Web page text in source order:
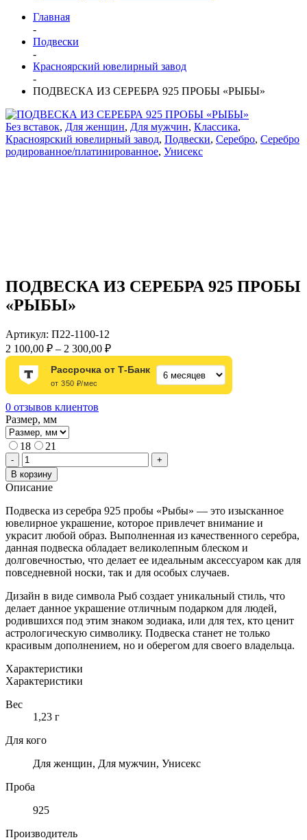
Главная
-
Подвески
-
Красноярский ювелирный завод
-
ПОДВЕСКА ИЗ СЕРЕБРА 925 ПРОБЫ «РЫБЫ»
Без вставок, Для женщин, Для мужчин, Классика,
Красноярский ювелирный завод, Подвески, Серебро, Серебро
родированное/платинированное, Унисекс
ПОДВЕСКА ИЗ СЕРЕБРА 925 ПРОБЫ
«РЫБЫ»
Артикул: П22-1100-12
2 100,00 ₽ – 2 300,00 ₽Диапазон
цен:
2
–
Рассрочка от Т-Банк
от 350 ₽/мес
0 отзывов клиентов
Размер, мм
18 21
-
Количество
товара
ПОДВЕСКА
ИЗ
СЕРЕБРА
925
ПРОБЫ
«РЫБЫ»
+
В корзину
Описание
Подвеска из серебра 925 пробы «Рыбы» — это изысканное
ювелирное украшение, которое привлечет внимание и
украсит любой образ. Выполненная из качественного серебра,
данная подвеска обладает великолепным блеском и
долговечностью, что делает ее идеальным аксессуаром как для
повседневной носки, так и для особых случаев.
Дизайн в виде символа Рыб создает уникальный стиль, что
делает данное украшение отличным подарком для людей,
родившихся под этим знаком зодиака, или для тех, кто ценит
астрологическую символику. Подвеска станет не только
красивым дополнением, но и оберегом для своего владельца.
Характеристики
Характеристики
Вес
1,23 г
Для кого
Для женщин, Для мужчин, Унисекс
Проба
925
Производитель